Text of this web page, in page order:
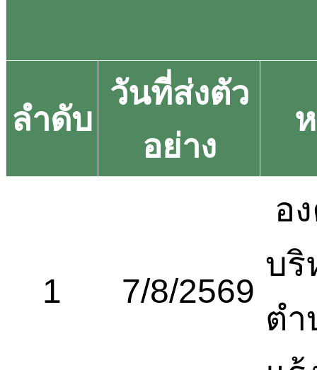
ลำดับ
วันที่ส่งตัว
อย่าง
1 7/8/2569
อ
บริ
ตำ